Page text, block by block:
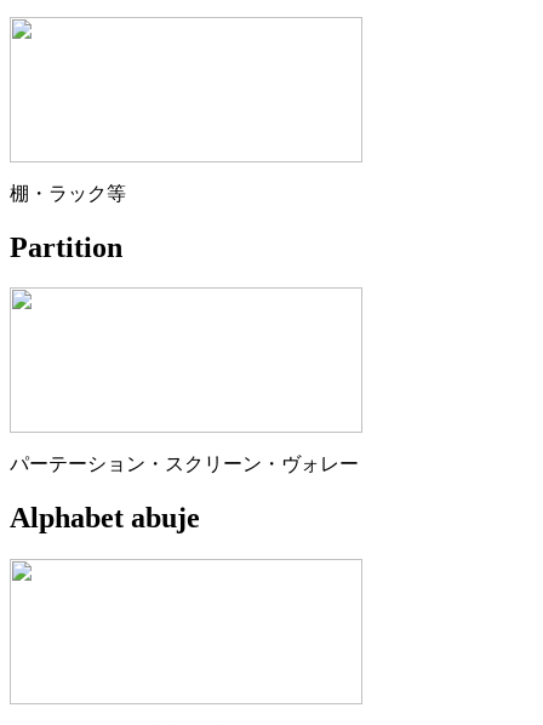
棚・ラック等
Partition
パーテーション・スクリーン・ヴォレー
Alphabet abuje